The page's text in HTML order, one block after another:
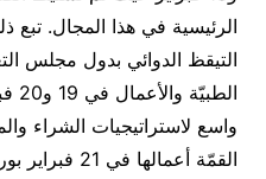
الرئيسية في هذا المجال.
التيقظ الدوائي بدول مجلس
واسع لاستراتيجيات الشراء
القمّة أعمالها